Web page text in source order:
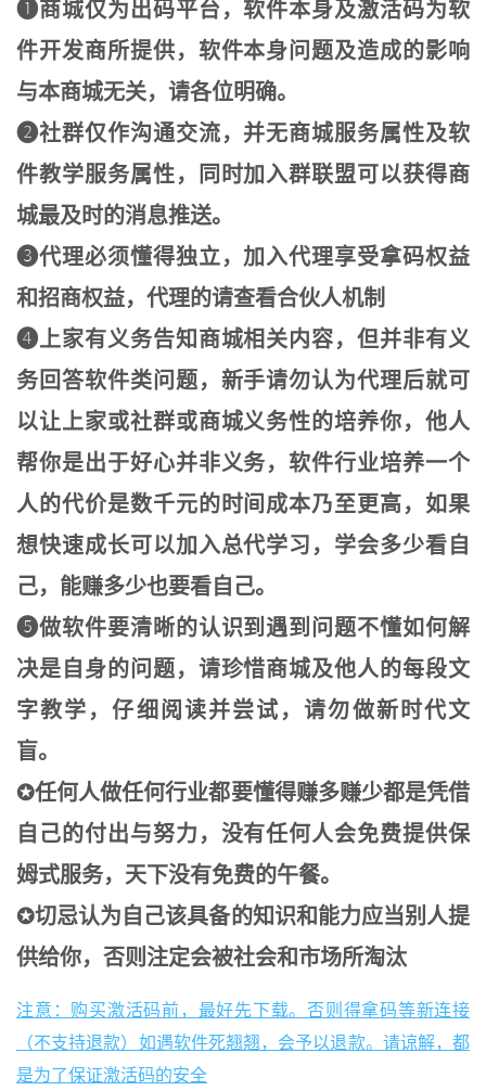
❶商城仅为出码平台，软件本身及激活码为软
件开发商所提供，软件本身问题及造成的影响
与本商城无关，请各位明确。
❷社群仅作沟通交流，并无商城服务属性及软
件教学服务属性，同时加入群联盟可以获得商
城最及时的消息推送。
❸代理必须懂得独立，加入代理享受拿码权益
和招商权益，代理的请查看合伙人机制
❹上家有义务告知商城相关内容，但并非有义
务回答软件类问题，新手请勿认为代理后就可
以让上家或社群或商城义务性的培养你，他人
帮你是出于好心并非义务，软件行业培养一个
人的代价是数千元的时间成本乃至更高，如果
想快速成长可以加入总代学习，学会多少看自
己，能赚多少也要看自己。
❺做软件要清晰的认识到遇到问题不懂如何解
决是自身的问题，请珍惜商城及他人的每段文
字教学，仔细阅读并尝试，请勿做新时代文
盲。
✪任何人做任何行业都要懂得赚多赚少都是凭借
自己的付出与努力，没有任何人会免费提供保
姆式服务，天下没有免费的午餐。
✪切忌认为自己该具备的知识和能力应当别人提
供给你，否则注定会被社会和市场所淘汰
注意：购买激活码前，最好先下载。否则得拿码等新连接
（不支持退款）如遇软件死翘翘，会予以退款。请谅解，都
是为了保证激活码的安全